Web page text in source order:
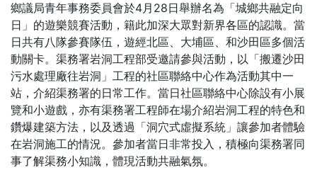
鄉議局青年事務委員會於4月28日舉辦名為「城鄉共融定向
日」的遊樂競賽活動，籍此加深大眾對新界各區的認識。當
日共有八隊參賽隊伍，遊經北區、大埔區、和沙田區多個活
動關卡。渠務署岩洞工程部受邀請參與活動，以「搬遷沙田
污水處理廠往岩洞」工程的社區聯絡中心作為活動其中一
站，介紹渠務署的日常工作。當日社區聯絡中心除設有小展
覽和小遊戲，亦有渠務署工程師在場介紹岩洞工程的特色和
鑽爆建築方法，以及透過「洞穴式虛擬系統」讓參加者體驗
在岩洞施工的情況。參加者當日非常投入，積極向渠務署同
事了解渠務小知識，體現活動共融氣氛。